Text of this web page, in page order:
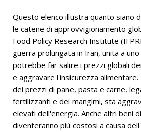
Questo elenco illustra quanto siano
le catene di approvvigionamento
Food Policy Research Institute
guerra prolungata in Iran, unita a
potrebbe far salire i prezzi globali
e aggravare l'insicurezza
dei prezzi di pane, pasta e carne,
fertilizzanti e dei mangimi, sta
elevati dell'energia. Anche altri beni
diventeranno più costosi a causa